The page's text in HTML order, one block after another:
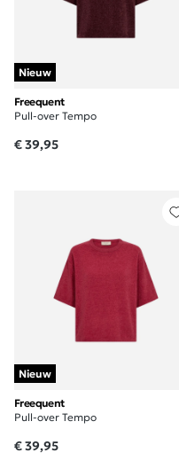
Nieuw
Freequent
Pull-over Tempo
€ 39,95
Nieuw
Freequent
Pull-over Tempo
€ 39,95